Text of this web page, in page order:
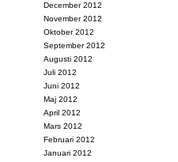
December 2012
November 2012
Oktober 2012
September 2012
Augusti 2012
Juli 2012
Juni 2012
Maj 2012
April 2012
Mars 2012
Februari 2012
Januari 2012